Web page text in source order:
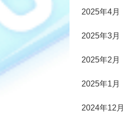
2025年4月
2025年3月
2025年2月
2025年1月
2024年12月